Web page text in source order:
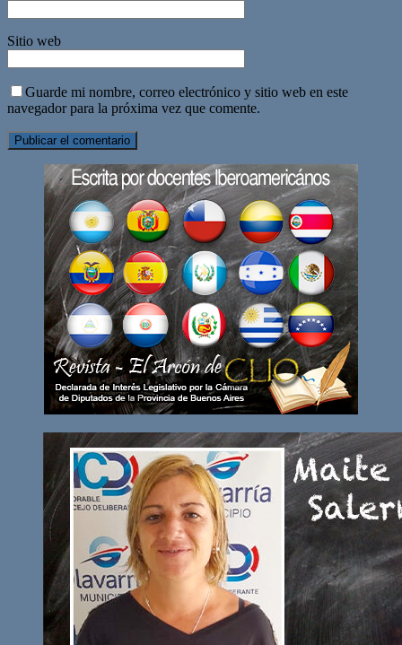
Sitio web
Guarde mi nombre, correo electrónico y sitio web en este
navegador para la próxima vez que comente.